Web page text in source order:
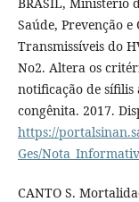
BRASIL, Ministério
Saúde, Prevenção
Transmissíveis do
No2. Altera os
notificação de sífilis
congênita. 2017.
https://
Ges/
CANTO S.